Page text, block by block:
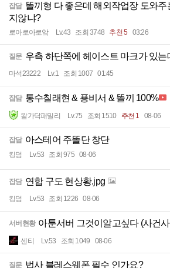
잡담 똘끼형 다 좋은데 해외작업장 도와주
지않냐?
로아로아로앜 Lv.43 조회 3748 추천 5 03:26
질문 우측 하단쪽에 헤이스트 마크가 있는
마석23222 Lv.1 조회 1007 01:45
잡담 통수칠래현 & 푱비서 & 똘끼 100%
왈가닥패밀리 Lv.75 조회 1510 추천 1 08-06
잡담 아스테어 주똘단 창단
킹덤 Lv.53 조회 975 08-06
잡담 연합 구도 현상황.jpg
킹덤 Lv.53 조회 1226 08-06
서버현황 아툰서버 그것이알고싶다 (사건
센티 Lv.53 조회 1049 08-06
질문 법사 블레스웨폰 필수 인가요?